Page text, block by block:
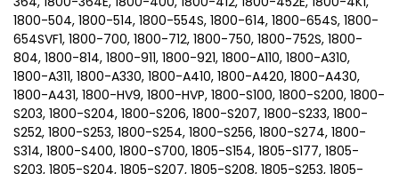
1800-504, 1800-514, 1800-554S, 1800-614, 1800-654S, 1800-
654SVF1, 1800-700, 1800-712, 1800-750, 1800-752S, 1800-
804, 1800-814, 1800-911, 1800-921, 1800-A110, 1800-A310,
1800-A311, 1800-A330, 1800-A410, 1800-A420, 1800-A430,
1800-A431, 1800-HV9, 1800-HVP, 1800-S100, 1800-S200, 1800-
S203, 1800-S204, 1800-S206, 1800-S207, 1800-S233, 1800-
S252, 1800-S253, 1800-S254, 1800-S256, 1800-S274, 1800-
S314, 1800-S400, 1800-S700, 1805-S154, 1805-S177, 1805-
S203, 1805-S204, 1805-S207, 1805-S208, 1805-S253, 1805-